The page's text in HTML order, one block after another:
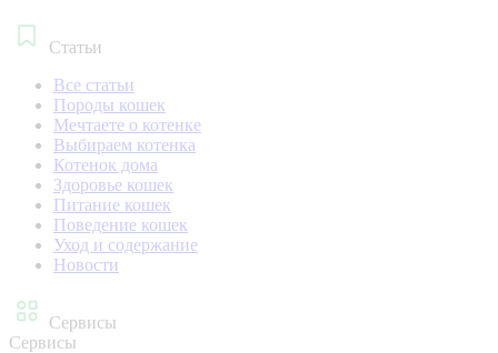
Статьи
Все статьи
Породы кошек
Мечтаете о котенке
Выбираем котенка
Котенок дома
Здоровье кошек
Питание кошек
Поведение кошек
Уход и содержание
Новости
Сервисы
Сервисы